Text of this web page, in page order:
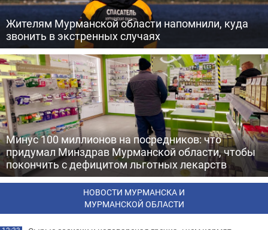
Жителям Мурманской области напомнили, куда
звонить в экстренных случаях
Минус 100 миллионов на посредников: что
придумал Минздрав Мурманской области, чтобы
покончить с дефицитом льготных лекарств
НОВОСТИ МУРМАНСКА И
МУРМАНСКОЙ ОБЛАСТИ